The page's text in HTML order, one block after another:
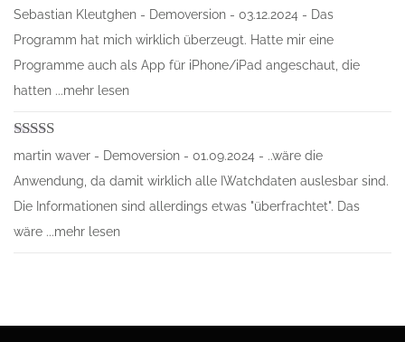
Bewertet mit
5von 5
Sebastian Kleutghen - Demoversion - 03.12.2024 - Das
Programm hat mich wirklich überzeugt. Hatte mir eine
Programme auch als App für iPhone/iPad angeschaut, die
hatten ...mehr lesen
Bewertet mit
5 von 5
martin waver - Demoversion - 01.09.2024 - ..wäre die
Anwendung, da damit wirklich alle IWatchdaten auslesbar sind.
Die Informationen sind allerdings etwas "überfrachtet". Das
wäre ...mehr lesen